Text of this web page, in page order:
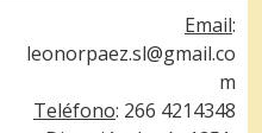
Email:
leonorpaez.sl@gmail.co
m
Teléfono: 266 4214348